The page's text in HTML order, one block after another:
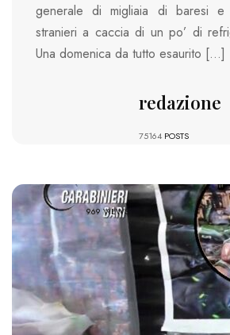
generale di migliaia di baresi e
stranieri a caccia di un po’ di
Una domenica da tutto esaurito […]
redazione
75164 POSTS
969 VIEWS